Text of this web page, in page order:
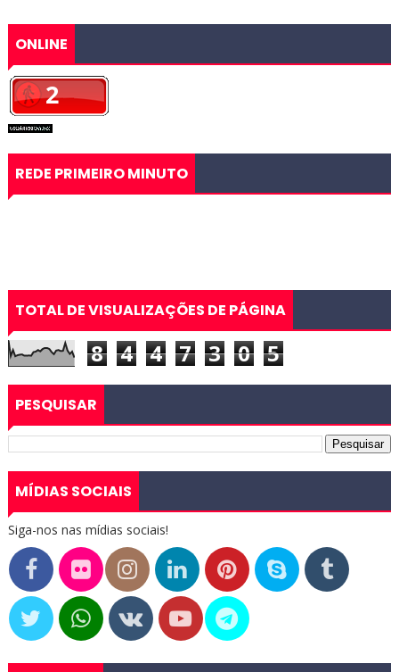
ONLINE
REDE PRIMEIRO MINUTO
TOTAL DE VISUALIZAÇÕES DE PÁGINA
8 4 4 7 3 0 5
PESQUISAR
MÍDIAS SOCIAIS
Siga-nos nas mídias sociais!